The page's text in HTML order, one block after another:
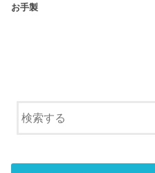
お手製